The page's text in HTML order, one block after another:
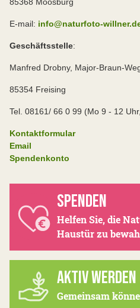
E-mail: info@naturfoto-
Geschäftsstelle:
Manfred Drobny, Major-Braun-
85354 Freising
Tel. 08161/ 66 0 99 (Mo 9 - 12
Kontaktformular
Email
Spendenkonto
SPENDEN
Helfen Sie, die
Haustür zu
AKTIV WERDEN
Gemeinsam